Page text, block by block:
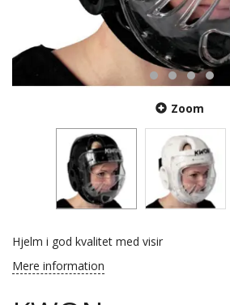
Zoom
Hjelm i god kvalitet med visir
Mere information